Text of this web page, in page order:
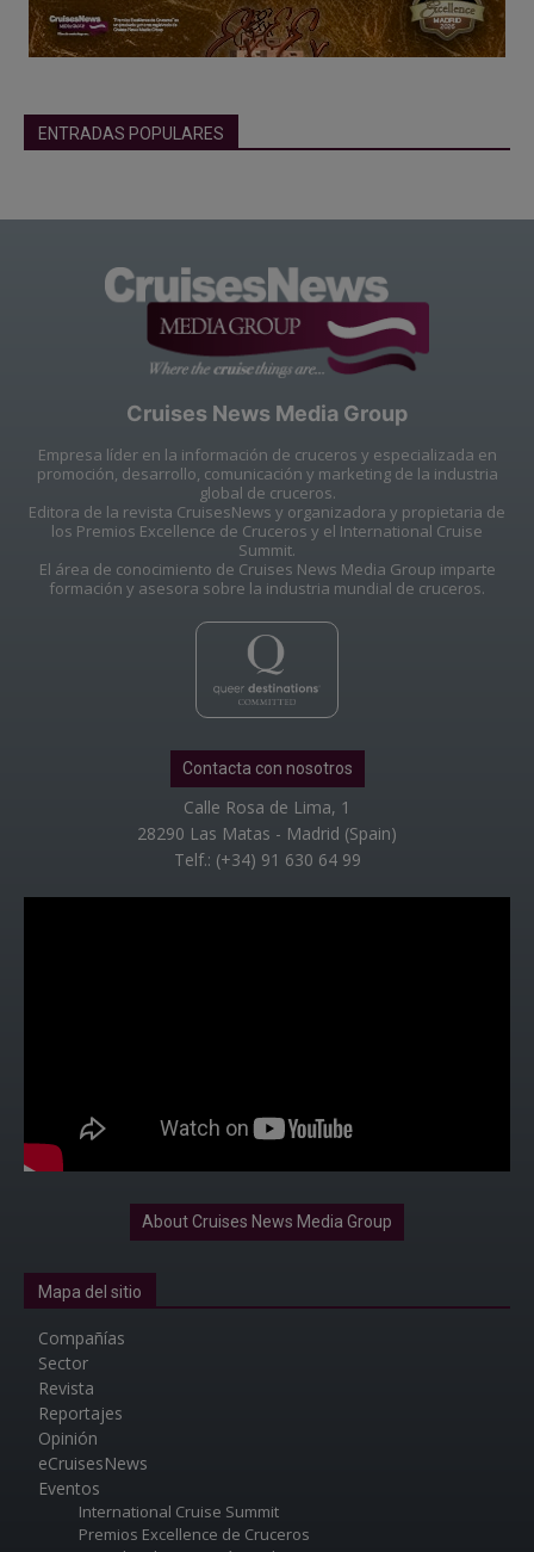
ENTRADAS POPULARES
Cruises News Media Group
Empresa líder en la información de cruceros y especializada en
promoción, desarrollo, comunicación y marketing de la industria
global de cruceros.
Editora de la revista CruisesNews y organizadora y propietaria de
los Premios Excellence de Cruceros y el International Cruise
Summit.
El área de conocimiento de Cruises News Media Group imparte
formación y asesora sobre la industria mundial de cruceros.
Contacta con nosotros
Calle Rosa de Lima, 1
28290 Las Matas - Madrid (Spain)
Telf.: (+34) 91 630 64 99
About Cruises News Media Group
Mapa del sitio
Compañías
Sector
Revista
Reportajes
Opinión
eCruisesNews
Eventos
International Cruise Summit
Premios Excellence de Cruceros